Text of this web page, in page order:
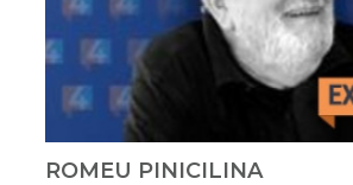
ROMEU PINICILINA